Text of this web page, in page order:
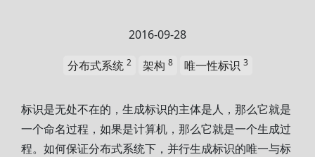
2016-09-28
分布式系统 2 架构 8 唯一性标识 3
标识是无处不在的，生成标识的主体是人，那么它就是
一个命名过程，如果是计算机，那么它就是一个生成过
程。如何保证分布式系统下，并行生成标识的唯一与标